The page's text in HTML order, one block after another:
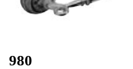
980